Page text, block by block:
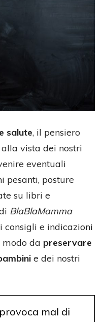
salute, il pensiero
vista dei nostri
eventuali
pesanti, posture
su libri e
BlaBlaMamma
e indicazioni
da preservare
e dei nostri
mal di